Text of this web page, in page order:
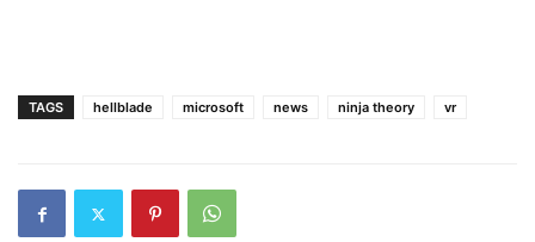
TAGS hellblade microsoft news ninja theory vr